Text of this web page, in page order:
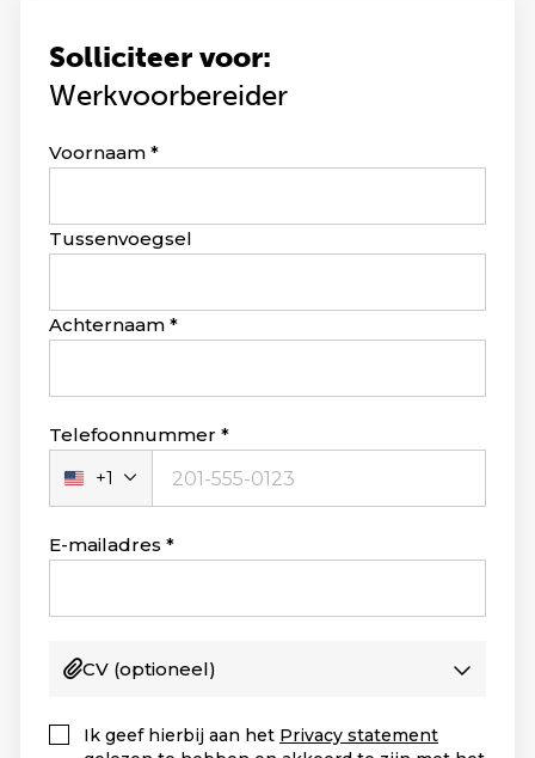
Solliciteer voor:
Werkvoorbereider
Leave
blank
Voornaam
Tussenvoegsel
Achternaam
Telefoonnummer
Verenigde
Staten
+1
+1
E-mailadres
CV (optioneel)
Ik geef hierbij aan het Privacy statement